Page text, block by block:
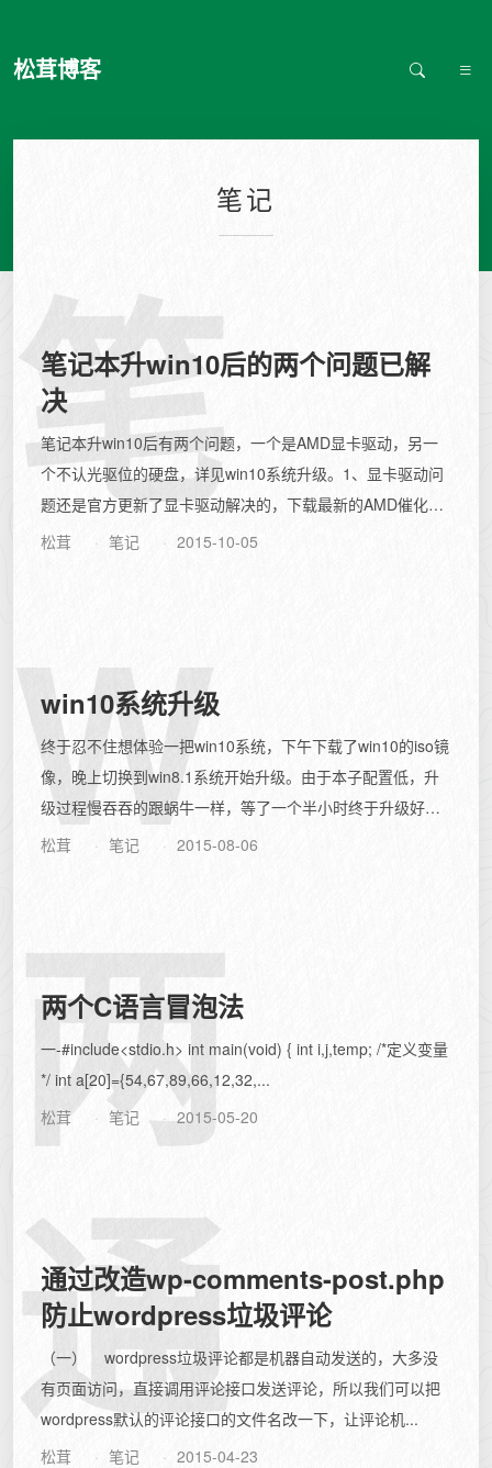
松茸博客
笔记
笔
笔记本升win10后的两个问题已解
决
笔记本升win10后有两个问题，一个是AMD显卡驱动，另一
个不认光驱位的硬盘，详见win10系统升级。1、显卡驱动问
题还是官方更新了显卡驱动解决的，下载最新的AMD催化剂
安装就可以了。2、光驱位...
松茸 笔记 2015-10-05
W
win10系统升级
终于忍不住想体验一把win10系统，下午下载了win10的iso镜
像，晚上切换到win8.1系统开始升级。由于本子配置低，升
级过程慢吞吞的跟蜗牛一样，等了一个半小时终于升级好
了，保留了一切设置和...
松茸 笔记 2015-08-06
两
两个C语言冒泡法
一-#include<stdio.h> int main(void) { int i,j,temp; /*定义变量
*/ int a[20]={54,67,89,66,12,32,...
松茸
笔记 2015-05-20
通
通过改造wp-comments-post.php
防止wordpress垃圾评论
（一） wordpress垃圾评论都是机器自动发送的，大多没
有页面访问，直接调用评论接口发送评论，所以我们可以把
wordpress默认的评论接口的文件名改一下，让评论机...
松茸
笔记 2015-04-23